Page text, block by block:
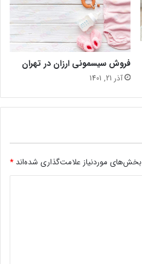
فروش سیسمونی ارزان در تهران
آذر 21, 1401
بخش‌های موردنیاز علامت‌گذاری شده‌اند *